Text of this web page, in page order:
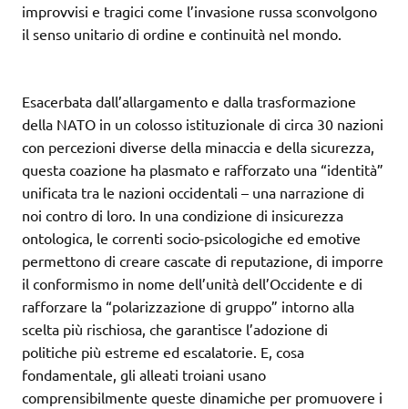
improvvisi e tragici come l’invasione russa sconvolgono
il senso unitario di ordine e continuità nel mondo.
Esacerbata dall’allargamento e dalla trasformazione
della NATO in un colosso istituzionale di circa 30 nazioni
con percezioni diverse della minaccia e della sicurezza,
questa coazione ha plasmato e rafforzato una “identità”
unificata tra le nazioni occidentali – una narrazione di
noi contro di loro. In una condizione di insicurezza
ontologica, le correnti socio-psicologiche ed emotive
permettono di creare cascate di reputazione, di imporre
il conformismo in nome dell’unità dell’Occidente e di
rafforzare la “polarizzazione di gruppo” intorno alla
scelta più rischiosa, che garantisce l’adozione di
politiche più estreme ed escalatorie. E, cosa
fondamentale, gli alleati troiani usano
comprensibilmente queste dinamiche per promuovere i